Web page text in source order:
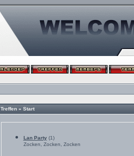
Treffen » Start
Lan Party(1)
Zocken, Zocken, Zocken